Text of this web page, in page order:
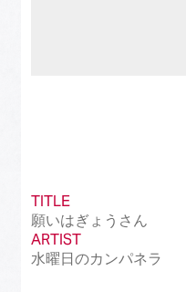
TITLE
願いはぎょうさん
ARTIST
水曜日のカンパネラ